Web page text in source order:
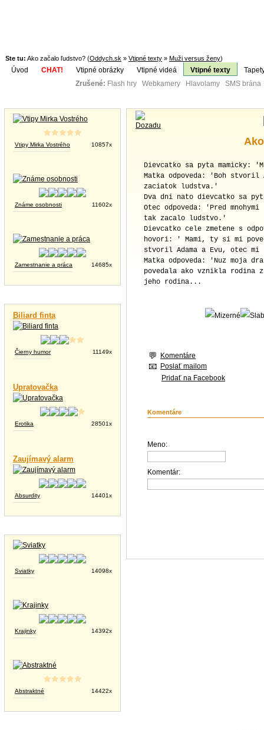
Ste tu: Ako začalo ľudstvo? (Oddych.sk » Vtipné texty » Muži versus ženy)
Úvod CHAT! Vtipné obrázky Vtipné videá Vtipné texty
Zrušené: Flash hry Webkamery Hlavolamy SMS
Vtipy Mirka Vostrého 10857x
Známe osobnosti 11602x
Zamestnanie a práca 14685x
Biliard finta
Čierny humor 11149x
Upratovačka
Erotika 28501x
Zaujímavý alarm
Absurdity 14401x
Sviatky 14098x
Krajinky 14392x
Abstraktné 14422x
Dievcatko sa pyta mamicky:
Matka odpoveda: 'Boh
zaciatok ludstva.'
Dva dni nato dievcatko sa
Otec odpoveda: 'Pred
tak zacalo ludstvo.'
Dievcatko cele zmetene s
hovori: ' Mami, ty si mi
stvoril Adama a Evu, otec
Matka odpoveda: 'Nuz moja
povedala ako vznikla
jeho rodina...
Komentáre
Poslať mailom
Pridať na Facebook
Komentáre
Meno:
Komentár: